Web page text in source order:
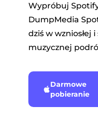
Wypróbuj
DumpMedia
dziś w wzniosłej
muzycznej
Darmowe
pobieranie